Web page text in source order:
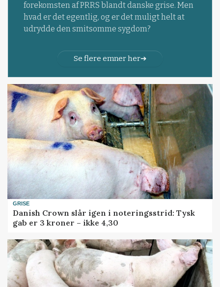
forekomsten af PRRS blandt danske grise. Men
hvad er det egentlig, og er det muligt helt at
udrydde den smitsomme sygdom?
Se flere emner her
GRISE
Danish Crown slår igen i noteringsstrid: Tysk
gab er 3 kroner – ikke 4,30